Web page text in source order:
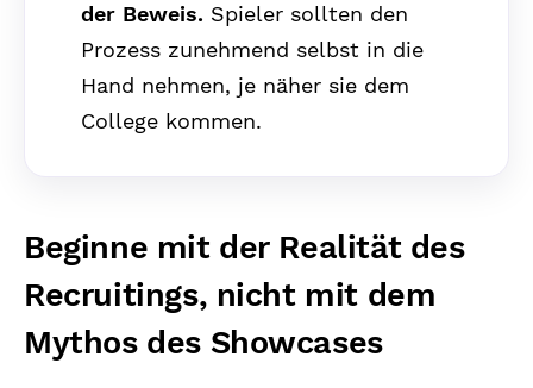
der Beweis. Spieler sollten den
Prozess zunehmend selbst in die
Hand nehmen, je näher sie dem
College kommen.
Beginne mit der Realität des
Recruitings, nicht mit dem
Mythos des Showcases